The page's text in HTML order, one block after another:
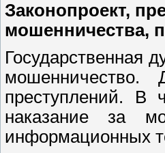
Законопроект,
мошенничества,
Государственная
мошенничество.
преступлений. В
наказание за
информационных